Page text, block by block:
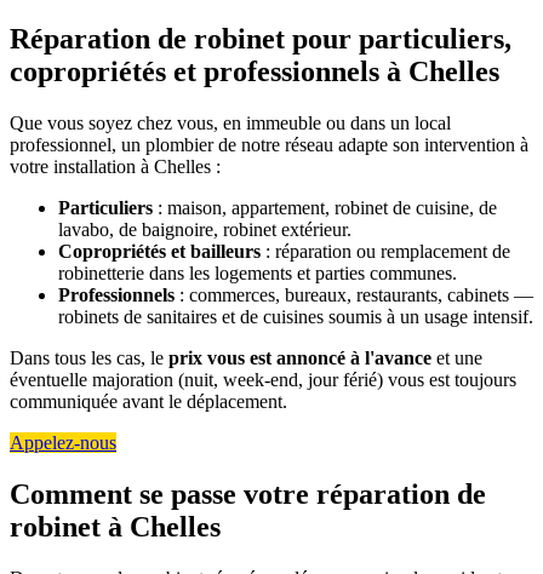
Réparation de robinet pour particuliers,
copropriétés et professionnels à Chelles
Que vous soyez chez vous, en immeuble ou dans un local
professionnel, un plombier de notre réseau adapte son intervention à
votre installation à Chelles :
Particuliers : maison, appartement, robinet de cuisine, de
lavabo, de baignoire, robinet extérieur.
Copropriétés et bailleurs : réparation ou remplacement de
robinetterie dans les logements et parties communes.
Professionnels : commerces, bureaux, restaurants, cabinets —
robinets de sanitaires et de cuisines soumis à un usage intensif.
Dans tous les cas, le prix vous est annoncé à l'avance et une
éventuelle majoration (nuit, week-end, jour férié) vous est toujours
communiquée avant le déplacement.
Appelez-nous
Comment se passe votre réparation de
robinet à Chelles